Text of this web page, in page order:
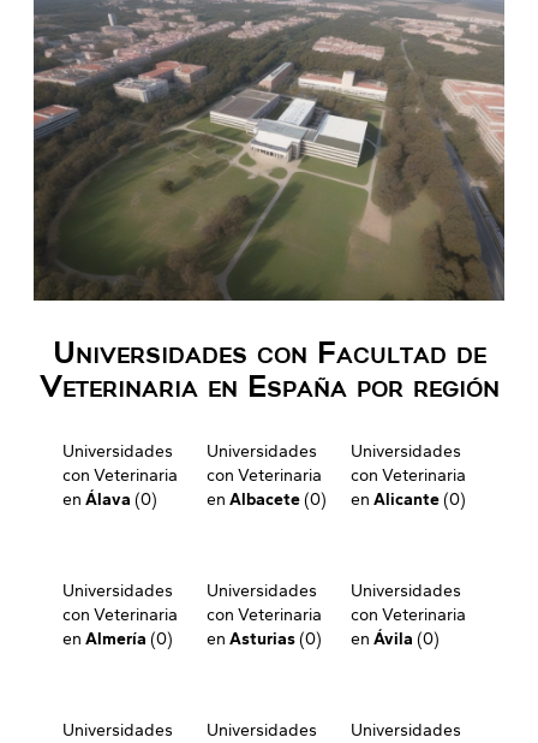
Universidades con Facultad de
Veterinaria en España por región
Universidades
con Veterinaria
en Álava (0)
Universidades
con Veterinaria
en Albacete(0)
Universidades
con Veterinaria
en Alicante(0)
Universidades
con Veterinaria
en Almería (0)
Universidades
con Veterinaria
en Asturias(0)
Universidades
con Veterinaria
en Ávila (0)
Universidades
Universidades
Universidades